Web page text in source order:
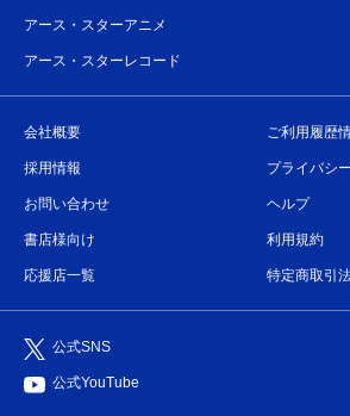
アース・スターアニメ
アース・スターレコード
会社概要
採用情報
お問い合わせ
書店様向け
応援店一覧
ご利用履歴
プライバシ
ヘルプ
利用規約
特定商取引
公式SNS
公式YouTube